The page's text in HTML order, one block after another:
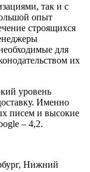
так и с
опыт
строящихся
для
их
уровень
Именно
писем и высокие
– 4,2.
Нижний